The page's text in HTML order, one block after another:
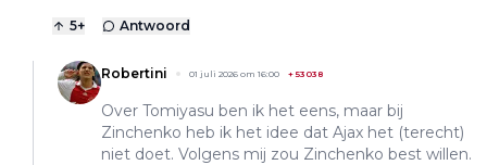
5+ Antwoord
Robertini 01 juli 2026 om 16:00 + 53038
Over Tomiyasu ben ik het eens, maar bij
Zinchenko heb ik het idee dat Ajax het (terecht)
niet doet. Volgens mij zou Zinchenko best willen.